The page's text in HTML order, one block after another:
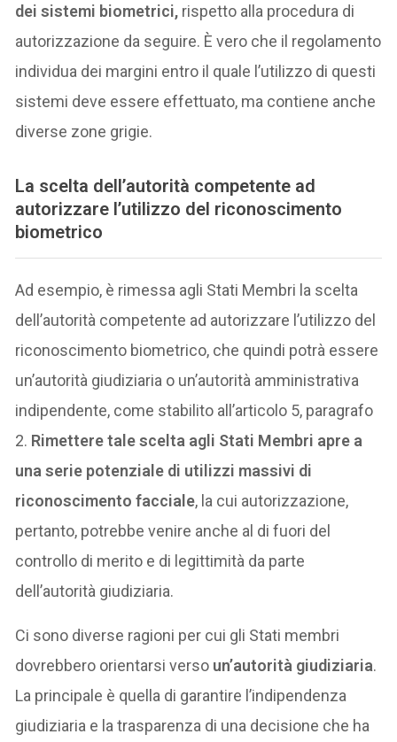
dei sistemi biometrici, rispetto alla procedura di
autorizzazione da seguire. È vero che il regolamento
individua dei margini entro il quale l’utilizzo di questi
sistemi deve essere effettuato, ma contiene anche
diverse zone grigie.
La scelta dell’autorità competente ad
autorizzare l’utilizzo del riconoscimento
biometrico
Ad esempio, è rimessa agli Stati Membri la scelta
dell’autorità competente ad autorizzare l’utilizzo del
riconoscimento biometrico, che quindi potrà essere
un’autorità giudiziaria o un’autorità amministrativa
indipendente, come stabilito all’articolo 5, paragrafo
2. Rimettere tale scelta agli Stati Membri apre a
una serie potenziale di utilizzi massivi di
riconoscimento facciale, la cui autorizzazione,
pertanto, potrebbe venire anche al di fuori del
controllo di merito e di legittimità da parte
dell’autorità giudiziaria.
Ci sono diverse ragioni per cui gli Stati membri
dovrebbero orientarsi verso un’autorità giudiziaria.
La principale è quella di garantire l’indipendenza
giudiziaria e la trasparenza di una decisione che ha